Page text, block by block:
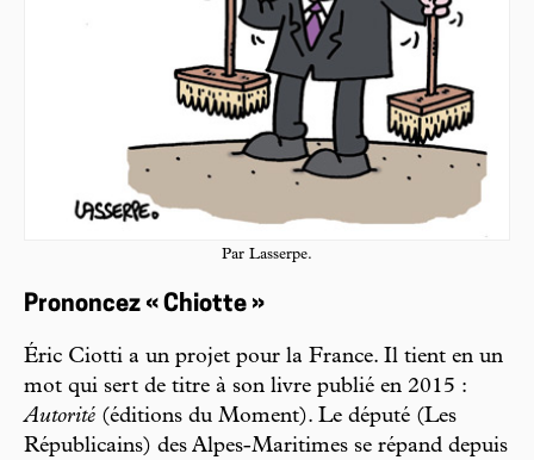
Par Lasserpe.
Prononcez « Chiotte »
Éric Ciotti a un projet pour la France. Il tient en un
mot qui sert de titre à son livre publié en 2015 :
Autorité (éditions du Moment). Le député (Les
Républicains) des Alpes-Maritimes se répand depuis